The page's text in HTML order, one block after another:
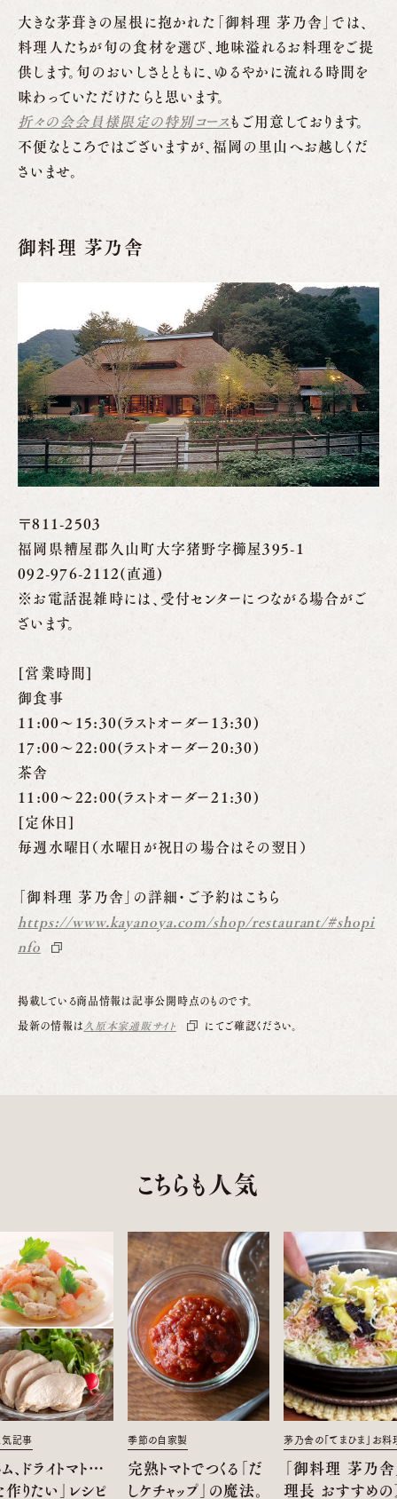
大きな茅葺きの屋根に抱かれた「御料理 茅乃舎」では、
料理人たちが旬の食材を選び、地味溢れるお料理をご提
供します。旬のおいしさとともに、ゆるやかに流れる時間を
味わっていただけたらと思います。
折々の会会員様限定の特別コースもご用意しております。
不便なところではございますが、福岡の里山へお越しくだ
さいませ。
御料理 茅乃舎
〒811-2503
福岡県糟屋郡久山町大字猪野字櫛屋395-1
092-976-2112(直通)
※お電話混雑時には、受付センターにつながる場合がご
ざいます。
[営業時間]
御食事
11:00～15:30(ラストオーダー13:30)
17:00～22:00(ラストオーダー20:30)
茶舎
11:00～22:00(ラストオーダー21:30)
[定休日]
毎週水曜日（水曜日が祝日の場合はその翌日）
「御料理 茅乃舎」の詳細・ご予約はこちら
https://www.kayanoya.com/shop/restaurant/#shopi
nfo
掲載している商品情報は記事公開時点のものです。
最新の情報は 久原本家通販サイト にてご確認ください。
こちらも人気
記事
、ドライトマト…
作りたい」レシピ
季節の自家製
完熟トマトでつくる「だ
しケチャップ」の魔法。
茅乃舎の「てまひま」お料
「御料理 茅乃舎
理長 おすすめの